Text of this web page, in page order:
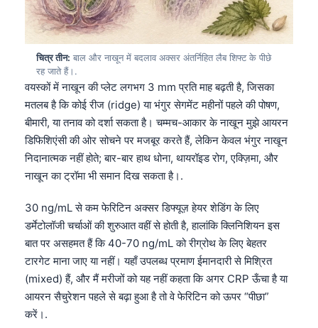
चित्र तीन: बाल और नाखून में बदलाव अक्सर अंतर्निहित लैब शिफ्ट के पीछे
रह जाते हैं।.
वयस्कों में नाखून की प्लेट लगभग 3 mm प्रति माह बढ़ती है, जिसका
मतलब है कि कोई रीज (ridge) या भंगुर सेगमेंट महीनों पहले की पोषण,
बीमारी, या तनाव को दर्शा सकता है। चम्मच-आकार के नाखून मुझे आयरन
डिफिशिएंसी की ओर सोचने पर मजबूर करते हैं, लेकिन केवल भंगुर नाखून
निदानात्मक नहीं होते; बार-बार हाथ धोना, थायरॉइड रोग, एक्ज़िमा, और
नाखून का ट्रॉमा भी समान दिख सकता है।.
30 ng/mL से कम फेरिटिन अक्सर डिफ्यूज़ हेयर शेडिंग के लिए
डर्मेटोलॉजी चर्चाओं की शुरुआत वहीं से होती है, हालांकि क्लिनिशियन इस
बात पर असहमत हैं कि 40-70 ng/mL को रीग्रोथ के लिए बेहतर
टारगेट माना जाए या नहीं। यहाँ उपलब्ध प्रमाण ईमानदारी से मिश्रित
(mixed) हैं, और मैं मरीजों को यह नहीं कहता कि अगर CRP ऊँचा है या
आयरन सैचुरेशन पहले से बढ़ा हुआ है तो वे फेरिटिन को ऊपर “पीछा”
करें।.